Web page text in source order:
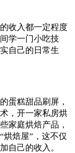
收入都一定程度
学一门小吃技
自己的日常生
蛋糕甜品刷屏，
，开一家私房烘
家庭烘焙产品，
烘焙屋”，这不仅
自己的收入。